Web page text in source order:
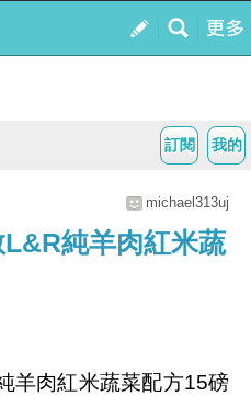
我的
訂閱
michael313uj
純羊肉紅米蔬
羊肉紅米蔬菜配方15磅